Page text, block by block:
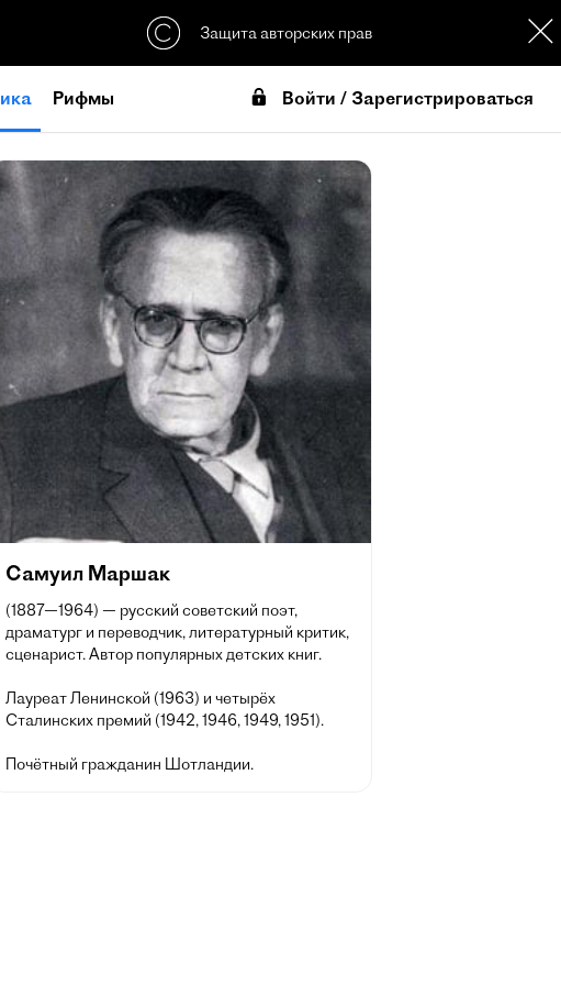
Защита авторских прав
Рифмы Войти / Зарегистрироваться
Самуил Маршак
(1887—1964) — русский советский поэт,
драматург и переводчик, литературный критик,
сценарист. Автор популярных детских книг.
Лауреат Ленинской (1963) и четырёх
Сталинских премий (1942, 1946, 1949, 1951).
Почётный гражданин Шотландии.